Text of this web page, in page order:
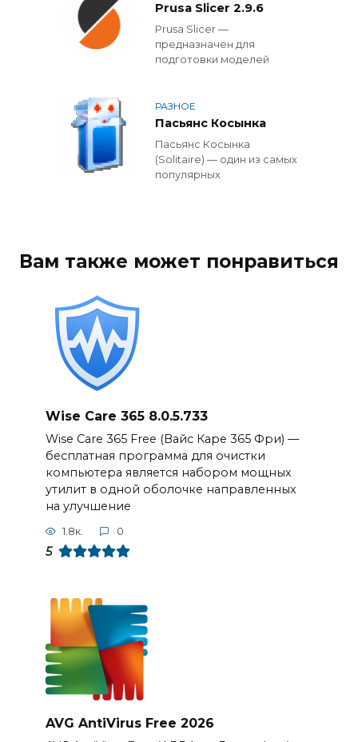
Prusa Slicer 2.9.6
Prusa Slicer —
предназначен для
подготовки моделей
РАЗНОЕ
Пасьянс Косынка
Пасьянс Косынка
(Solitaire) — один из самых
популярных
Вам также может понравиться
Wise Care 365 8.0.5.733
Wise Care 365 Free (Вайс Каре 365 Фри) —
бесплатная программа для очистки
компьютера является набором мощных
утилит в одной оболочке направленных
на улучшение
1.8к. 0
5
AVG AntiVirus Free 2026